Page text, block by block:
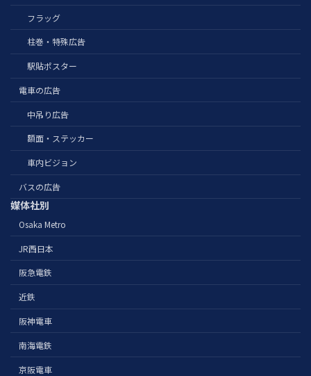
フラッグ
柱巻・特殊広告
駅貼ポスター
電車の広告
中吊り広告
額面・ステッカー
車内ビジョン
バスの広告
媒体社別
Osaka Metro
JR西日本
阪急電鉄
近鉄
阪神電車
南海電鉄
京阪電車